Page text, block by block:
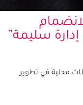
سليمة”
سليمة" ترافق 3 سلطات محلية في تطوير